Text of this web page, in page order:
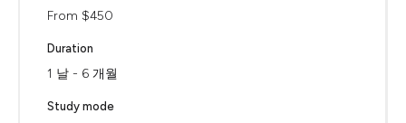
From $450
Duration
1 날 - 6 개월
Study mode